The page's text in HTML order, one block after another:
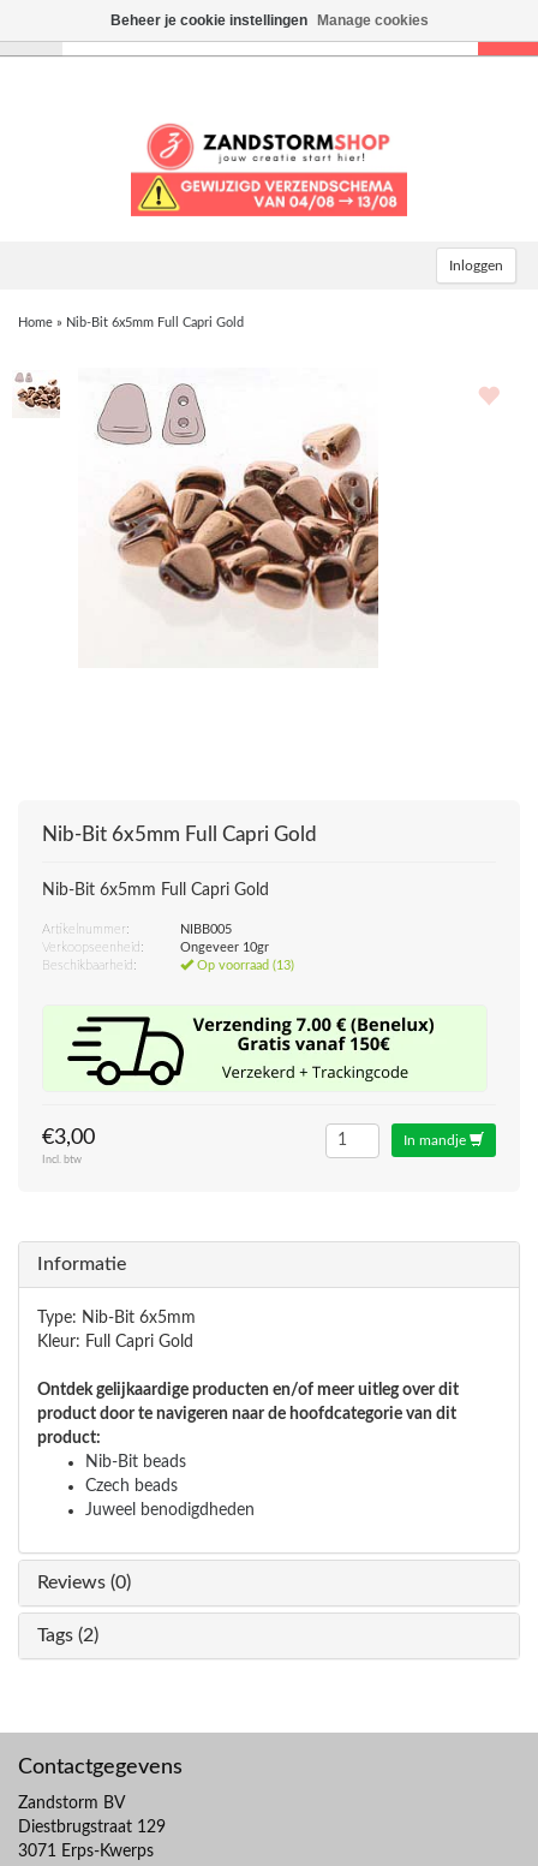
Inloggen
Home » Nib-Bit 6x5mm Full Capri Gold
Nib-Bit 6x5mm Full Capri Gold
Nib-Bit 6x5mm Full Capri Gold
Artikelnummer:
NIBB005
Verkoopseenheid:
Ongeveer 10gr
Beschikbaarheid:
Op voorraad (13)
€3,00
Incl. btw
In mandje
Informatie
Type: Nib-Bit 6x5mm
Kleur: Full Capri Gold
Ontdek gelijkaardige producten en/of meer uitleg over dit
product door te navigeren naar de hoofdcategorie van dit
product:
Nib-Bit beads
Czech beads
Juweel benodigdheden
Reviews (0)
Tags (2)
Contactgegevens
Zandstorm BV
Diestbrugstraat 129
3071 Erps-Kwerps
Beheer je cookie instellingen Manage cookies